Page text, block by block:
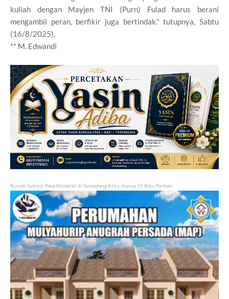
kuliah dengan Mayjen TNI (Purn) Fulad harus berani
mengambil peran, berfikir juga bertindak." tutupnya, Sabtu
(16/8/2025).
** M. Edwandi
Rumah Subsidi Rasa Komersil di Sumedang Kota, Hanya 33 Ribu Perhari